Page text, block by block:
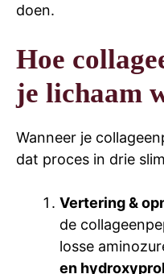
doen.
Hoe
je lichaam
Wanneer je
dat proces in drie
Vertering &
de
losse
en